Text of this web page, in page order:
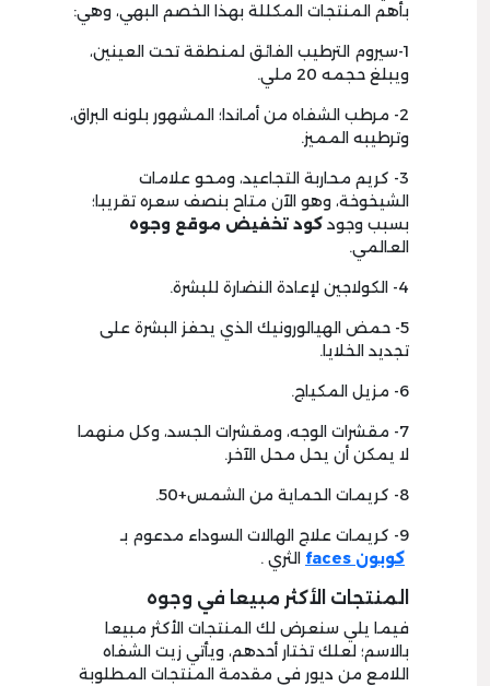
بأهم المنتجات المكللة بهذا الخصم البهي، وهي:
1-سيروم الترطيب الفائق لمنطقة تحت العينين،
ويبلغ حجمه 20 ملي.
2- مرطب الشفاه من أماندا؛ المشهور بلونه البراق،
وترطيبه المميز.
3- كريم محاربة التجاعيد، ومحو علامات
الشيخوخة، وهو الآن متاح بنصف سعره تقريبا؛
بسبب وجود كود تخفيض موقع وجوه
العالمي.
4- الكولاجين لإعادة النضارة للبشرة.
5- حمض الهيالورونيك الذي يحفز البشرة على
تجديد الخلايا.
6- مزيل المكياج.
7- مقشرات الوجه، ومقشرات الجسد، وكل منهما
لا يمكن أن يحل محل الآخر.
8- كريمات الحماية من الشمس+50.
9- كريمات علاج الهالات السوداء مدعوم بـ
كوبون faces
الثري .
المنتجات الأكثر مبيعا في وجوه
فيما يلي سنعرض لك المنتجات الأكثر مبيعا
بالاسم؛ لعلك تختار أحدهم، ويأتي زيت الشفاه
اللامع من ديور في مقدمة المنتجات المطلوبة